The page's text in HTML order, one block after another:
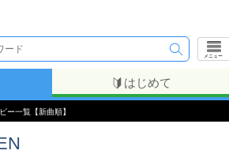
メニュー
はじめて
ー一覧【新曲順】